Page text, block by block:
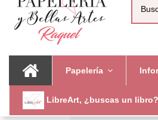
Papelería
LibreArt, ¿buscas un